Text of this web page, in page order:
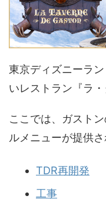
東京ディズニーラ
いレストラン『ラ
ここでは、ガスト
ルメニューが提供さ
TDR再開発
工事